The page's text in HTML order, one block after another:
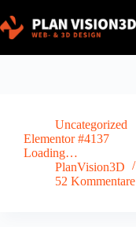
Inhalt
springen
Uncategorized
Elementor #4137
Loading…
PlanVision3D
52 Kommentare